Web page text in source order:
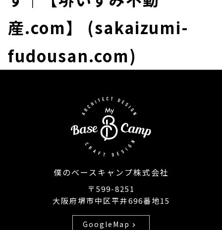
産.com】 (sakaizumi-
fudousan.com)
僕のベースキャンプ株式会社
〒599-8251
大阪府堺市中区平井696番地15
GoogleMap chevron_right